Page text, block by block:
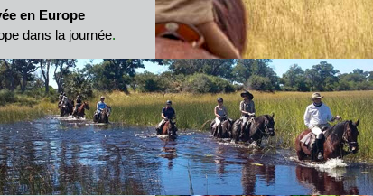
en Europe
dans la journée.